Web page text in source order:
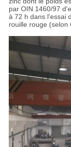
par OIN 1460/97
à 72 h dans l'essai
rouille rouge (selon